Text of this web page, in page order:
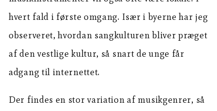
hvert fald i første omgang. Især i byerne har jeg
observeret, hvordan sangkulturen bliver præget
af den vestlige kultur, så snart de unge får
adgang til internettet.
Der findes en stor variation af musikgenrer, så